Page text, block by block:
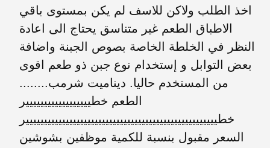
اخذ الطلب ولاكن للاسف لم يكن بمستوى باقي
الاطباق الطعم غير متناسق يحتاج الى اعادة
النظر في الخلطة الخاصة بصوص الجبنة واضافة
بعض التوابل و إستخدام نوع جبن ذو طعم اقوى
من المستخدم حاليا. ديناميت شرمب........
الطعم خطيييييييييييييييييير
خطييييييييييييييييييييييييييييييييييييييييييييييييييييير
السعر مقبول بنسبة للكمية موظفين بشوشين